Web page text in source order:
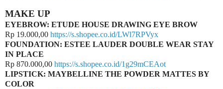
MAKE UP
EYEBROW: ETUDE HOUSE DRAWING EYE BROW
Rp 19.000,00 https://s.shopee.co.id/LWl7RPVyx
FOUNDATION: ESTEE LAUDER DOUBLE WEAR STAY
IN PLACE
Rp 870.000,00 https://s.shopee.co.id/1g29mCEAot
LIPSTICK: MAYBELLINE THE POWDER MATTES BY
COLOR